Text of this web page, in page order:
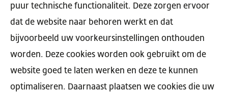
puur technische functionaliteit. Deze zorgen ervoor
dat de website naar behoren werkt en dat
bijvoorbeeld uw voorkeursinstellingen onthouden
worden. Deze cookies worden ook gebruikt om de
website goed te laten werken en deze te kunnen
optimaliseren. Daarnaast plaatsen we cookies die uw